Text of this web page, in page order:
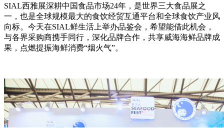
SIAL西雅展深耕中国食品市场24年，是世界三大食品展之
一，也是全球规模最大的食饮经贸互通平台和全球食饮产业风
向标。今天在SIAL鲜生活上举办品鉴会，希望能借此机会，
与各界采购商携手同行，深化品牌合作，共享威海海鲜品牌成
果，点燃提振海鲜消费“烟火气”。